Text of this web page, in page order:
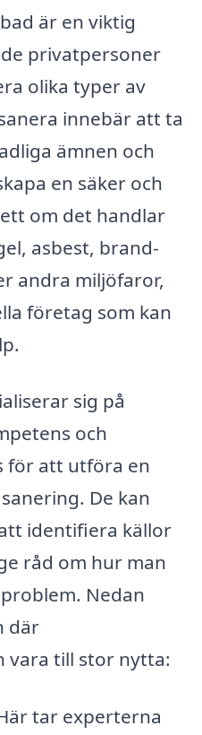
är en viktig
privatpersoner
olika typer av
innebär att ta
ämnen och
en säker och
om det handlar
asbest, brand-
andra miljöfaror,
företag som kan
sig på
och
för att utföra en
De kan
identifiera källor
råd om hur man
Nedan
där
vara till stor nytta:
tar experterna